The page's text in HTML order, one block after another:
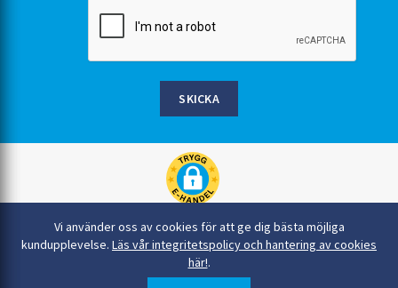
Vi använder oss av cookies för att ge dig bästa möjliga
kundupplevelse. Läs vår integritetspolicy och hantering av cookies
här!.
SKICKA
Rinkaby Rör AB, Box 54, 296 21 Åhus
044-22 54 90
info@rinkabyror.se